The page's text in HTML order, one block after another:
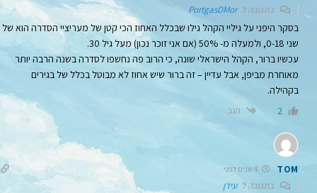
בתגובה לPortgasDMor
בסקר היפני על גיליי הקהל גילו שבכלל האחוז הכי קטן של מעריציי הסדרה הוא של
שני 0-18, ולמעלה מ- 50% (אם אני זוכר נכון) מעל גיל 30.
עכשיו ברור, הקהל הישראלי שונה, כי הרוב פה נחשפו לסדרה בשנה הרבה יותר
מאוחרת מביפן, אבל עדיין – זה ברור שיש אחוז לא מבוטל בכלל של בגירים
בקהילה.
2 הגב
TOM 4 שנים לפני
בתגובה לעידן